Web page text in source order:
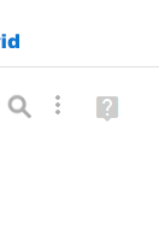
BúsquedaAyuda
(en